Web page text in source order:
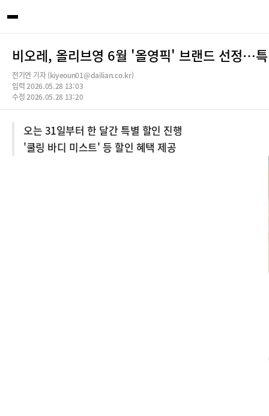
비오레, 올리브영 6월 '올영픽' 브랜드 선정…
전기연 기자 (kiyeoun01@dailian.co.kr)
입력 2026.05.28 13:03
수정 2026.05.28 13:20
오는 31일부터 한 달간 특별 할인 진행
'쿨링 바디 미스트' 등 할인 혜택 제공